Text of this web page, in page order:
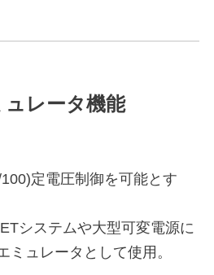
レータ機能
定電圧制御を可能とす
システムや大型可変電源に
ミュレータとして使用。